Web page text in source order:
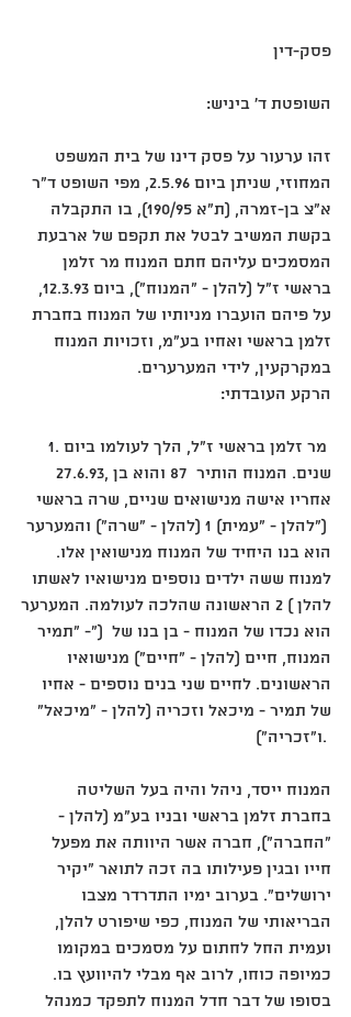
פסק-דין
השופטת ד' ביניש:
זהו ערעור על פסק דינו של בית המשפט
המחוזי, שניתן ביום ‎2.5.96, מפי השופט ד"ר
א"צ בן-זמרה, (ת"א ‎190/95), בו התקבלה
בקשת המשיב לבטל את תקפם של ארבעת
המסמכים עליהם חתם המנוח מר זלמן
בראשי ז"ל (להלן - "המנוח"), ביום ‎12.3.93,
על פיהם הועברו מניותיו של המנוח בחברת
זלמן בראשי ואחיו בע"מ, וזכויות המנוח
במקרקעין, לידי המערערים.
הרקע העובדתי:
‎1. מר זלמן בראשי ז"ל, הלך לעולמו ביום
‎27.6.93, והוא בן ‎87 שנים. המנוח הותיר
אחריו אישה מנישואים שניים, שרה בראשי
(להלן - "שרה") והמערער ‎1 (להלן - "עמית")
הוא בנו היחיד של המנוח מנישואין אלו.
למנוח ששה ילדים נוספים מנישואיו לאשתו
הראשונה שהלכה לעולמה. המערער ‎2 (להלן
- "תמיר") הוא נכדו של המנוח - בן בנו של
המנוח, חיים (להלן - "חיים") מנישואיו
הראשונים. לחיים שני בנים נוספים - אחיו
של תמיר - מיכאל וזכריה (להלן - "מיכאל"
ו"זכריה").
המנוח ייסד, ניהל והיה בעל השליטה
בחברת זלמן בראשי ובניו בע"מ (להלן -
"החברה"), חברה אשר היוותה את מפעל
חייו ובגין פעילותו בה זכה לתואר "יקיר
ירושלים". בערוב ימיו התדרדר מצבו
הבריאותי של המנוח, כפי שיפורט להלן,
ועמית החל לחתום על מסמכים במקומו
כמיופה כוחו, לרוב אף מבלי להיוועץ בו.
בסופו של דבר חדל המנוח לתפקד כמנהל